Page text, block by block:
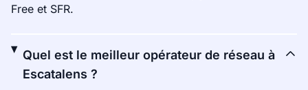
Free et SFR.
Quel est le meilleur opérateur de réseau à
Escatalens ?